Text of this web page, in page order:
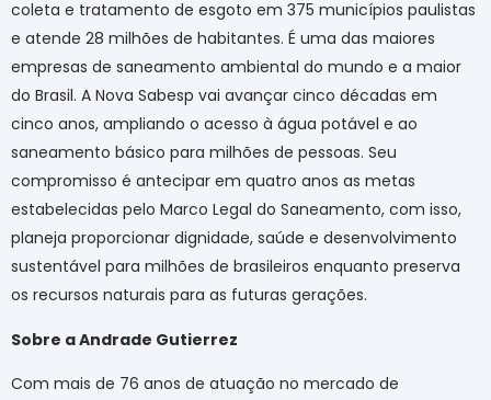
coleta e tratamento de esgoto em 375 municípios paulistas
e atende 28 milhões de habitantes. É uma das maiores
empresas de saneamento ambiental do mundo e a maior
do Brasil. A Nova Sabesp vai avançar cinco décadas em
cinco anos, ampliando o acesso à água potável e ao
saneamento básico para milhões de pessoas. Seu
compromisso é antecipar em quatro anos as metas
estabelecidas pelo Marco Legal do Saneamento, com isso,
planeja proporcionar dignidade, saúde e desenvolvimento
sustentável para milhões de brasileiros enquanto preserva
os recursos naturais para as futuras gerações.
Sobre a Andrade Gutierrez
Com mais de 76 anos de atuação no mercado de